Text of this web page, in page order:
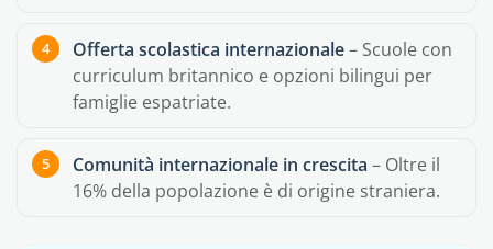
Offerta scolastica internazionale– Scuole con
curriculum britannico e opzioni bilingui per
famiglie espatriate.
Comunità internazionale in crescita – Oltre il
16% della popolazione è di origine straniera.